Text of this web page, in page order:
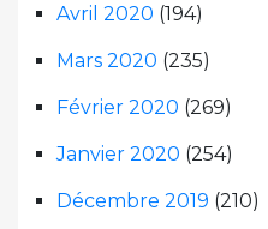
Avril 2020 (194)
Mars 2020 (235)
Février 2020 (269)
Janvier 2020 (254)
Décembre 2019 (210)